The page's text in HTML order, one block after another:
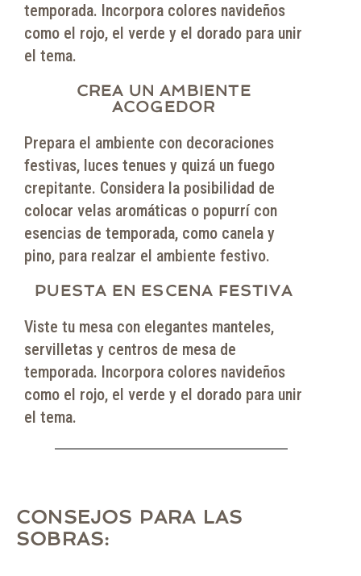
temporada. Incorpora colores navideños
como el rojo, el verde y el dorado para unir
el tema.
CREA UN AMBIENTE
ACOGEDOR
Prepara el ambiente con decoraciones
festivas, luces tenues y quizá un fuego
crepitante. Considera la posibilidad de
colocar velas aromáticas o popurrí con
esencias de temporada, como canela y
pino, para realzar el ambiente festivo.
PUESTA EN ESCENA FESTIVA
Viste tu mesa con elegantes manteles,
servilletas y centros de mesa de
temporada. Incorpora colores navideños
como el rojo, el verde y el dorado para unir
el tema.
CONSEJOS PARA LAS
SOBRAS: